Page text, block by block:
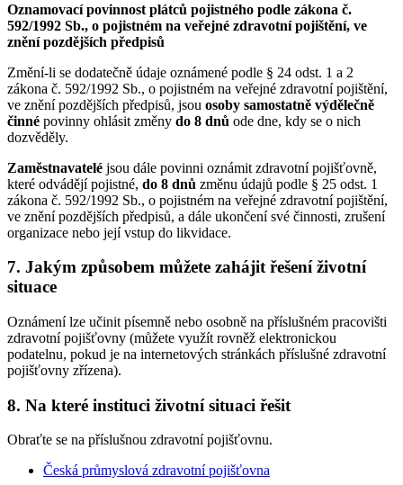
Oznamovací povinnost plátců pojistného podle zákona č.
592/1992 Sb., o pojistném na veřejné zdravotní pojištění, ve
znění pozdějších předpisů
Změní-li se dodatečně údaje oznámené podle § 24 odst. 1 a 2
zákona č. 592/1992 Sb., o pojistném na veřejné zdravotní pojištění,
ve znění pozdějších předpisů, jsou osoby samostatně výdělečně
činné povinny ohlásit změny do 8 dnů ode dne, kdy se o nich
dozvěděly.
Zaměstnavatelé jsou dále povinni oznámit zdravotní pojišťovně,
které odvádějí pojistné, do 8 dnů změnu údajů podle § 25 odst. 1
zákona č. 592/1992 Sb., o pojistném na veřejné zdravotní pojištění,
ve znění pozdějších předpisů, a dále ukončení své činnosti, zrušení
organizace nebo její vstup do likvidace.
7. Jakým způsobem můžete zahájit řešení životní
situace
Oznámení lze učinit písemně nebo osobně na příslušném pracovišti
zdravotní pojišťovny (můžete využít rovněž elektronickou
podatelnu, pokud je na internetových stránkách příslušné zdravotní
pojišťovny zřízena).
8. Na které instituci životní situaci řešit
Obraťte se na příslušnou zdravotní pojišťovnu.
Česká průmyslová zdravotní pojišťovna